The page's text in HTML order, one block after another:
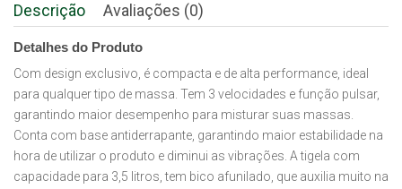
Descrição Avaliações (0)
Detalhes do Produto
Com design exclusivo, é compacta e de alta performance, ideal
para qualquer tipo de massa. Tem 3 velocidades e função pulsar,
garantindo maior desempenho para misturar suas massas.
Conta com base antiderrapante, garantindo maior estabilidade na
hora de utilizar o produto e diminui as vibrações. A tigela com
capacidade para 3,5 litros, tem bico afunilado, que auxilia muito na